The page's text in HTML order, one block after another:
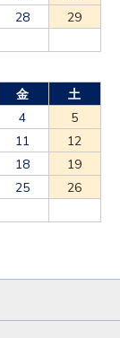
28
29
金
土
4
5
11
12
18
19
25
26